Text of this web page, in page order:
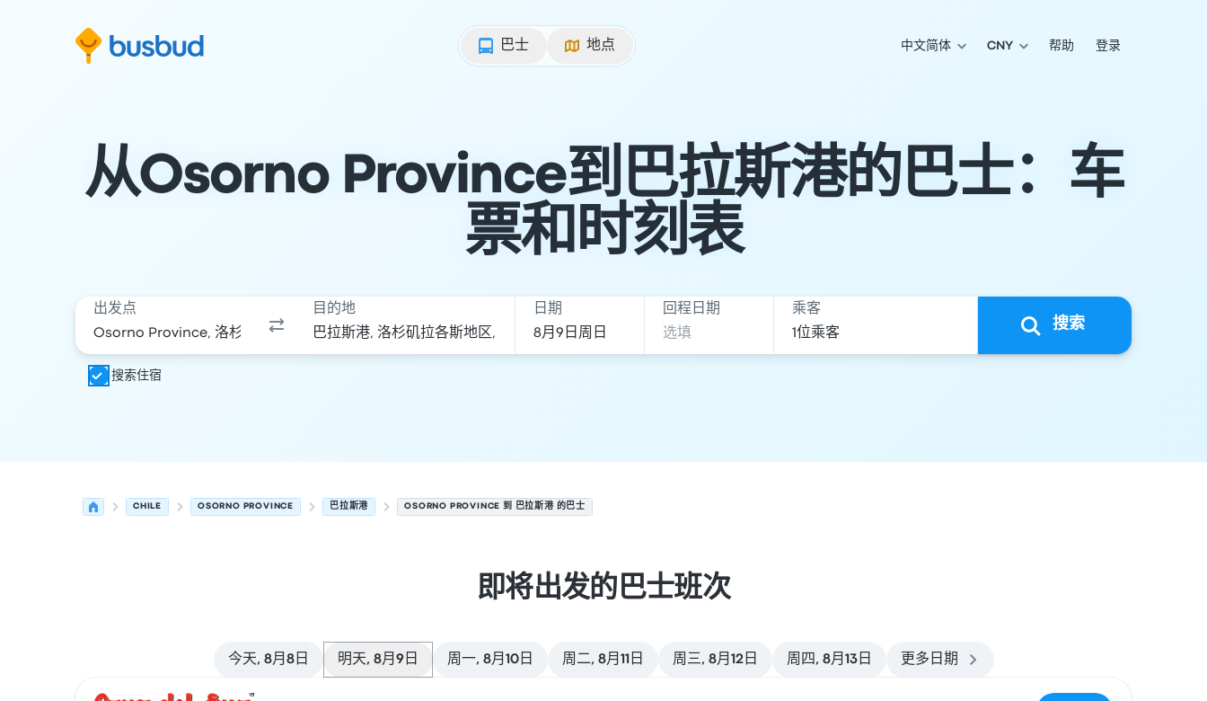
巴士
地点 中文简体 CNY 帮助 登录
从Osorno Province到巴拉斯港的巴士：车
票和时刻表
出发点 目的地 日期 回程日期 乘客
搜索
搜索住宿
CHILE OSORNO PROVINCE 巴拉斯港 OSORNO PROVINCE 到 巴拉斯港 的巴士
即将出发的巴士班次
今天, 8月8日 明天, 8月9日 周一, 8月10日 周二, 8月11日 周三, 8月12日 周四, 8月13日 更多日期